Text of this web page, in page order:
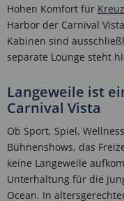
Hohen Komfort für
Harbor der Carnival
Kabinen sind
separate Lounge steht
Langeweile ist
Carnival Vista
Ob Sport, Spiel,
Bühnenshows, das
keine Langeweile
Unterhaltung für die
Ocean. In